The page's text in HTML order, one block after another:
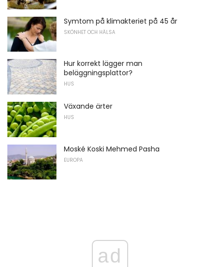
Symtom på klimakteriet på 45 år
SKÖNHET OCH HÄLSA
Hur korrekt lägger man
beläggningsplattor?
HUS
Växande ärter
HUS
Moské Koski Mehmed Pasha
EUROPA
ad